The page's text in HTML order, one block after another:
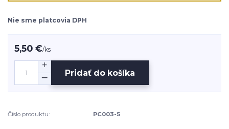
Nie sme platcovia DPH
5,50 €/ks
Pridať do košíka
Číslo produktu: PC003-5